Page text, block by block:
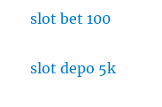
slot bet 100
slot depo 5k